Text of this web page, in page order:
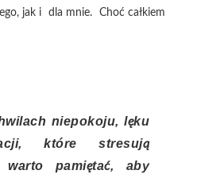
jak i dla mnie. Choć całkiem
które stresują
warto pamiętać, aby